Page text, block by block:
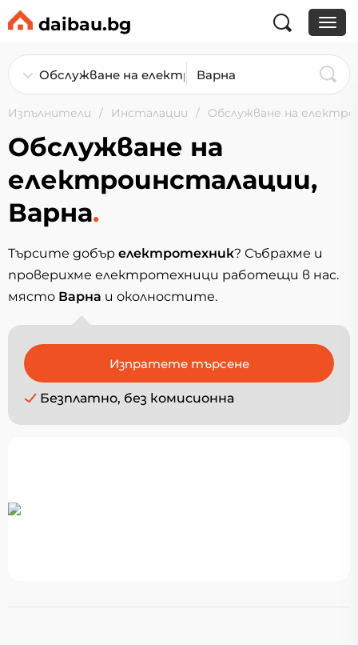
daibau.bg
Изпълнители Инсталации Обслужване на
Обслужване на
електроинсталации,
Варна.
Търсите добър електротехник? Събрахме и
проверихме електротехници работещи в нас.
място Варна и околностите.
Безплатно, без комисионна